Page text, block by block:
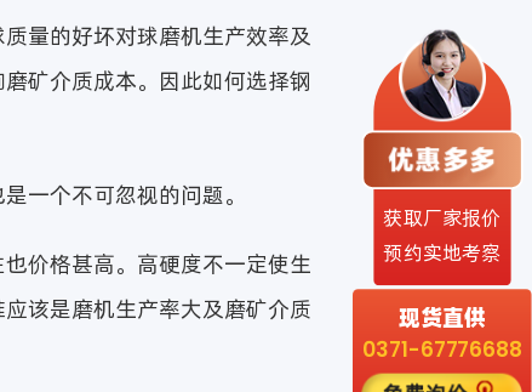
量的好坏对球磨机生产效率及
矿介质成本。因此如何选择钢
一个不可忽视的问题。
价格甚高。高硬度不一定使生
该是磨机生产率大及磨矿介质
获取厂家报价
预约实地考察
现货直供
0371-67776688